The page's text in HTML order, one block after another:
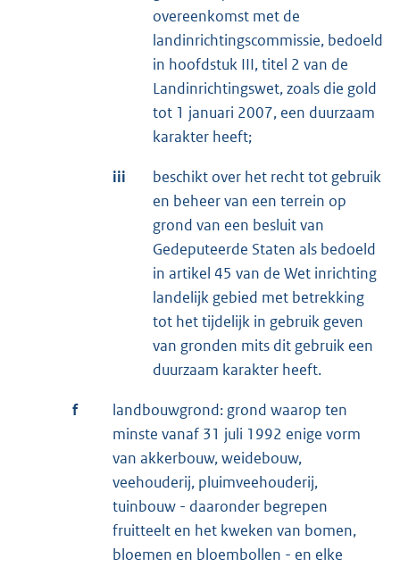
overeenkomst met de
landinrichtingscommissie, bedoeld
in hoofdstuk III, titel 2 van de
Landinrichtingswet, zoals die gold
tot 1 januari 2007, een duurzaam
karakter heeft;
iii
beschikt over het recht tot gebruik
en beheer van een terrein op
grond van een besluit van
Gedeputeerde Staten als bedoeld
in artikel 45 van de Wet inrichting
landelijk gebied met betrekking
tot het tijdelijk in gebruik geven
van gronden mits dit gebruik een
duurzaam karakter heeft.
f
landbouwgrond: grond waarop ten
minste vanaf 31 juli 1992 enige vorm
van akkerbouw, weidebouw,
veehouderij, pluimveehouderij,
tuinbouw - daaronder begrepen
fruitteelt en het kweken van bomen,
bloemen en bloembollen - en elke